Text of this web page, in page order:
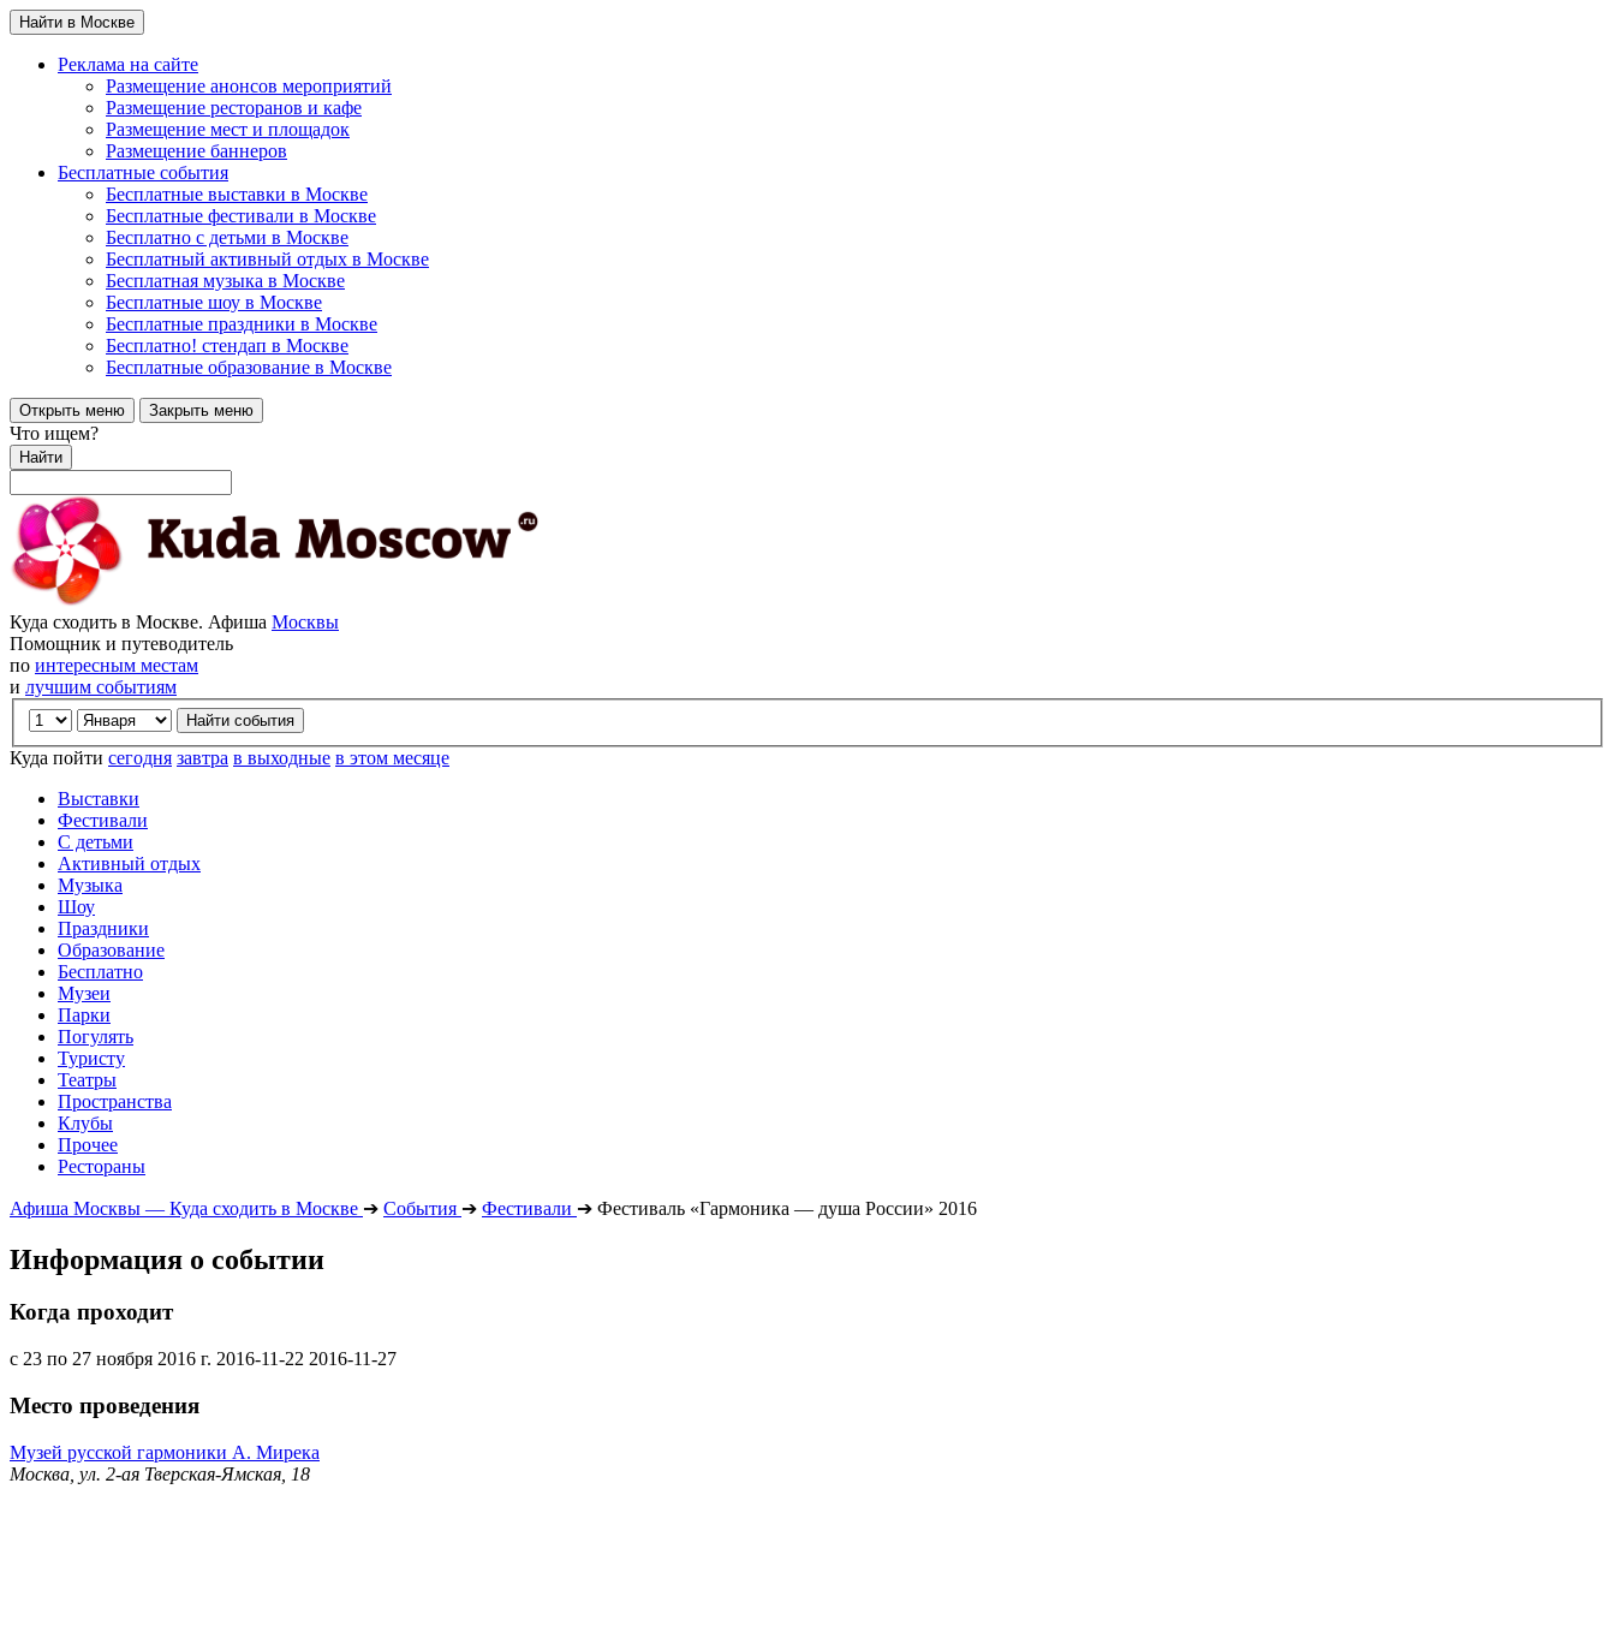
Найти в Москве
Реклама на сайте
Размещение анонсов мероприятий
Размещение ресторанов и кафе
Размещение мест и площадок
Размещение баннеров
Бесплатные события
Бесплатные выставки в Москве
Бесплатные фестивали в Москве
Бесплатно с детьми в Москве
Бесплатный активный отдых в Москве
Бесплатная музыка в Москве
Бесплатные шоу в Москве
Бесплатные праздники в Москве
Бесплатно! стендап в Москве
Бесплатные образование в Москве
Открыть меню Закрыть меню
Что ищем?
Найти
Куда сходить в Москве. Афиша Москвы
Помощник и путеводитель
по интересным местам
и лучшим событиям
Куда пойти сегодня завтра в выходные в этом месяце
Выставки
Фестивали
С детьми
Активный отдых
Музыка
Шоу
Праздники
Образование
Бесплатно
Музеи
Парки
Погулять
Туристу
Театры
Пространства
Клубы
Прочее
Рестораны
Афиша Москвы — Куда сходить в Москве ➔ События ➔ Фестивали ➔ Фестиваль «Гармоника — душа России» 2016
Информация о событии
Когда проходит
с 23 по 27 ноября 2016 г. 2016-11-22 2016-11-27
Место проведения
Музей русской гармоники А. Мирека
Москва, ул. 2-ая Тверская-Ямская, 18